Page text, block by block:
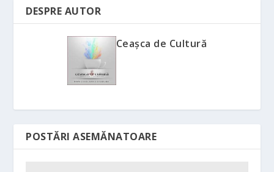
DESPRE AUTOR
Ceașca de Cultură
POSTĂRI ASEMĂNATOARE